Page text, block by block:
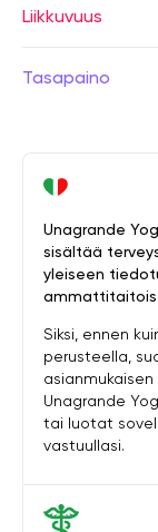
Liikkuvuus
Tasapaino
Unagrande
sisältää
yleiseen
Siksi, ennen
perusteella,
Unagrande
tai luotat
vastuullasi.